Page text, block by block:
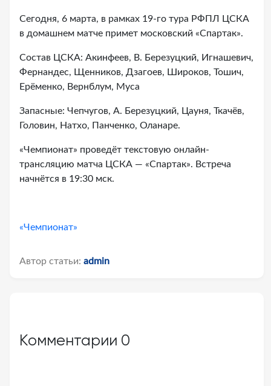
Сегодня, 6 марта, в рамках 19-го тура РФПЛ ЦСКА
в домашнем матче примет московский «Спартак».
Состав ЦСКА: Акинфеев, В. Березуцкий, Игнашевич,
Фернандес, Щенников, Дзагоев, Широков, Тошич,
Ерёменко, Вернблум, Муса
Запасные: Чепчугов, А. Березуцкий, Цауня, Ткачёв,
Головин, Натхо, Панченко, Оланаре.
«Чемпионат» проведёт текстовую онлайн-
трансляцию матча ЦСКА — «Спартак». Встреча
начнётся в 19:30 мск.
«Чемпионат»
Автор статьи: admin
Комментарии 0